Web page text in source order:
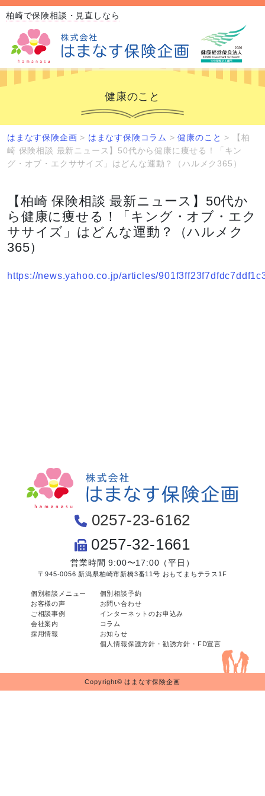
柏崎で保険相談・見直しなら
健康のこと
はまなす保険企画 > はまなす保険コラム >健康のこと >
【柏
崎 保険相談 最新ニュース】50代から健康に痩せる！「キン
グ・オブ・エクササイズ」はどんな運動？（ハルメク365）
【柏崎 保険相談 最新ニュース】50代か
ら健康に痩せる！「キング・オブ・エク
ササイズ」はどんな運動？（ハルメク
365）
https://news.yahoo.co.jp/articles/
0257-23-6162
0257-32-1661
営業時間 9:00〜17:00（平日）
〒945-0056 新潟県柏崎市新橋3番11号 おもてまちテラス1F
個別相談メニュー
お客様の声
ご相談事例
会社案内
採用情報
個別相談予約
お問い合わせ
インターネットのお申込み
コラム
お知らせ
個人情報保護方針・勧誘方針・FD宣言
Copyright© はまなす保険企画